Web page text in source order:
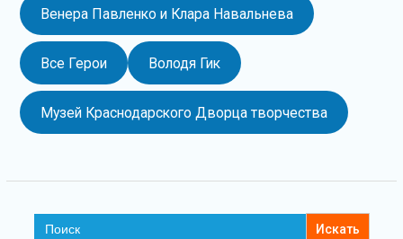
Венера Павленко и Клара Навальнева
Все Герои Володя Гик
Музей Краснодарского Дворца творчества
Search
for: